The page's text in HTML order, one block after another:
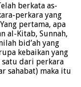
berkata as-
perkara yang
pertama, apa
al-Kitab, Sunnah,
bid’ah yang
kebaikan yang
satu dari perkara
sahabat) maka itu